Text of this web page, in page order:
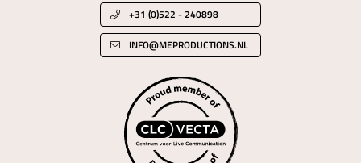
+31 (0)522 - 240898
INFO@MEPRODUCTIONS.NL